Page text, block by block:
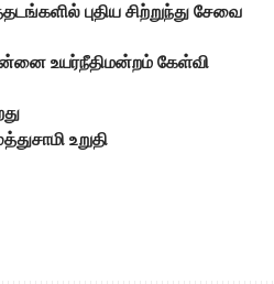
புதிய சிற்றுந்து சேவை
உயர்நீதிமன்றம் கேள்வி
உறுதி